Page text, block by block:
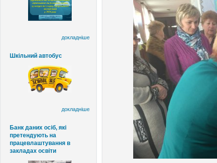
докладніше
Шкільний автобус
докладніше
Банк даних осіб, які
претендують на
працевлаштування в
закладах освіти